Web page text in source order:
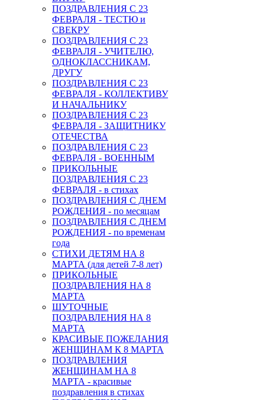
ПОЗДРАВЛЕНИЯ С 23
ФЕВРАЛЯ - ТЕСТЮ и
СВЕКРУ
ПОЗДРАВЛЕНИЯ С 23
ФЕВРАЛЯ - УЧИТЕЛЮ,
ОДНОКЛАССНИКАМ,
ДРУГУ
ПОЗДРАВЛЕНИЯ С 23
ФЕВРАЛЯ - КОЛЛЕКТИВУ
И НАЧАЛЬНИКУ
ПОЗДРАВЛЕНИЯ С 23
ФЕВРАЛЯ - ЗАЩИТНИКУ
ОТЕЧЕСТВА
ПОЗДРАВЛЕНИЯ С 23
ФЕВРАЛЯ - ВОЕННЫМ
ПРИКОЛЬНЫЕ
ПОЗДРАВЛЕНИЯ С 23
ФЕВРАЛЯ - в стихах
ПОЗДРАВЛЕНИЯ С ДНЕМ
РОЖДЕНИЯ - по месяцам
ПОЗДРАВЛЕНИЯ С ДНЕМ
РОЖДЕНИЯ - по временам
года
СТИХИ ДЕТЯМ НА 8
МАРТА (для детей 7-8 лет)
ПРИКОЛЬНЫЕ
ПОЗДРАВЛЕНИЯ НА 8
МАРТА
ШУТОЧНЫЕ
ПОЗДРАВЛЕНИЯ НА 8
МАРТА
КРАСИВЫЕ ПОЖЕЛАНИЯ
ЖЕНЩИНАМ К 8 МАРТА
ПОЗДРАВЛЕНИЯ
ЖЕНЩИНАМ НА 8
МАРТА - красивые
поздравления в стихах